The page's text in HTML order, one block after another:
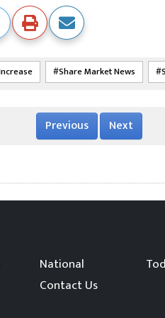
Share Market News
Previous Next
National
Contact Us